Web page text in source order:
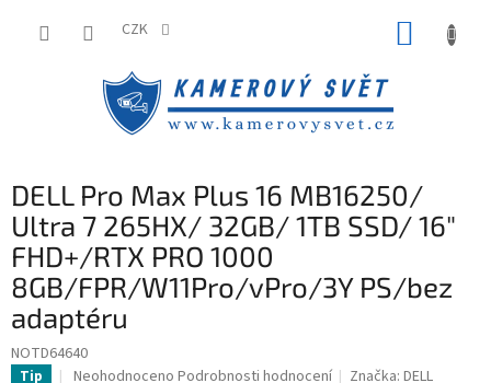
CZK
DELL Pro Max Plus 16 MB16250/
Ultra 7 265HX/ 32GB/ 1TB SSD/ 16"
FHD+/RTX PRO 1000
8GB/FPR/W11Pro/vPro/3Y PS/bez
adaptéru
NOTD64640
Tip
Průměrné
Neohodnoceno Podrobnosti hodnocení Značka:DELL